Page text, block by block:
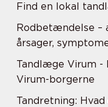
Find en lokal
Rodbetændelse –
årsager,
Tandlæge Virum
Virum-borgerne
Tandretning: